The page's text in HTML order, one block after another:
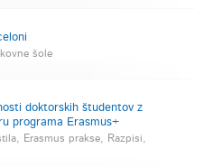
šole
doktorskih študentov z
programa Erasmus+
Erasmus prakse, Razpisi,